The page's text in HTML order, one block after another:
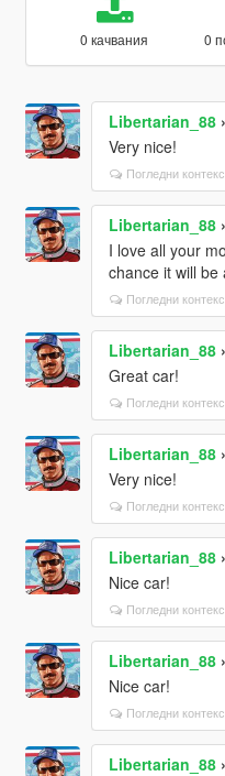
0 качвания 0
Libertarian_88
Very nice!
Погледни
Libertarian_88
I love all your
chance it will
Погледни
Libertarian_88
Great car!
Погледни
Libertarian_88
Very nice!
Погледни
Libertarian_88
Nice car!
Погледни
Libertarian_88
Nice car!
Погледни
Libertarian_88